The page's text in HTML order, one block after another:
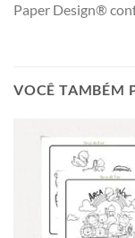
Paper Design®
VOCÊ TAMBÉM